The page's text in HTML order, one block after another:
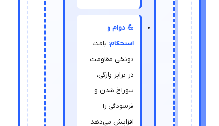
💪 دوام و
استحکام: بافت
دونخی مقاومت
در برابر پارگی،
سوراخ شدن و
فرسودگی را
افزایش می‌دهد